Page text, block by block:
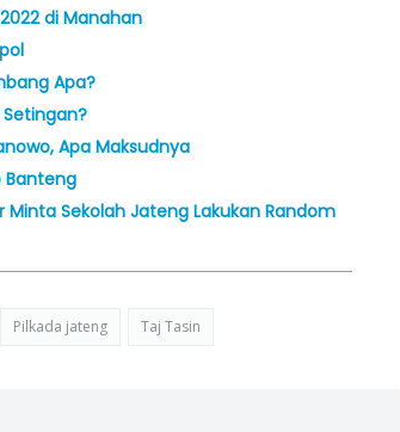
di Manahan
Apa?
Apa Maksudnya
Banteng
Minta Sekolah Jateng Lakukan Random
Pilkada jateng Taj Tasin